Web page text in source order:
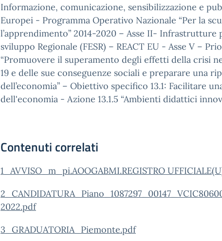
Informazione, comunicazione, sensibilizzazione e
Europei - Programma Operativo Nazionale “Per la
l’apprendimento” 2014-2020 – Asse II-
sviluppo Regionale (FESR) – REACT EU - Asse V –
“Promuovere il superamento degli effetti della crisi
19 e delle sue conseguenze sociali e preparare una
dell’economia” – Obiettivo specifico 13.1: Facilitare
dell'economia - Azione 13.1.5 “Ambienti didattici
Contenuti correlati
1_AVVISO_m_pi.AOOGABMI.REGISTRO
2022.pdf
3_GRADUATORIA_Piemonte.pdf